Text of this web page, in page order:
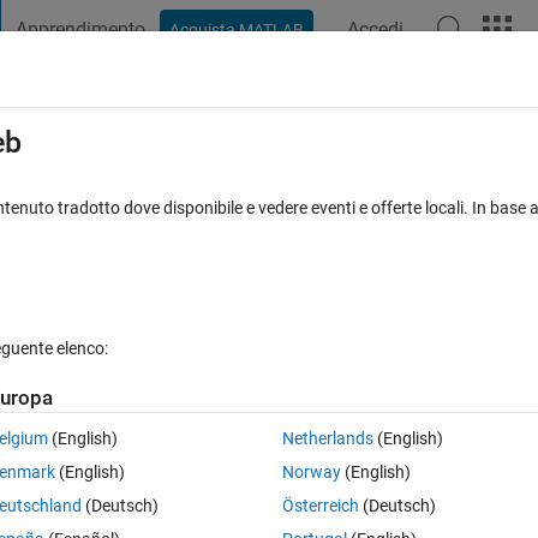
Apprendimento Acquista MATLAB Accedi
when a render is done?
0 voti
drawn via trisurf.
after zooming (via the mag pointer) of moving the target point
tradotto dove disponibile e vedere eventi e offerte locali. In
elenco:
(English)
(English)
(Deutsch)
Netherlands(English)
Norway(English)
Österreich (Deutsch)